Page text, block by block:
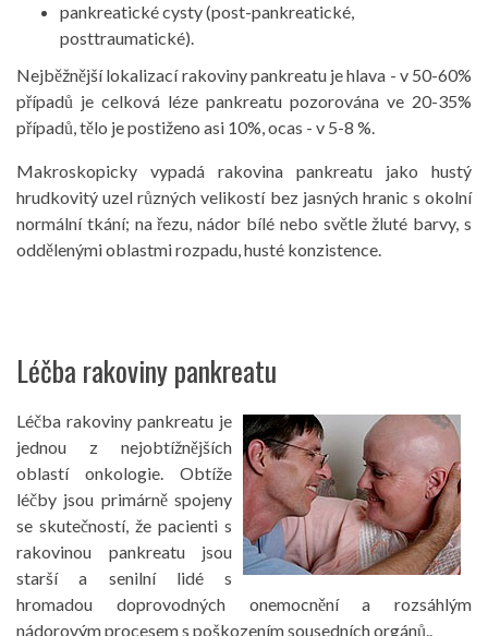
pankreatické cysty (post-pankreatické,
posttraumatické).
Nejběžnější lokalizací rakoviny pankreatu je hlava - v 50-60%
případů je celková léze pankreatu pozorována ve 20-35%
případů, tělo je postiženo asi 10%, ocas - v 5-8 %.
Makroskopicky vypadá rakovina pankreatu jako hustý
hrudkovitý uzel různých velikostí bez jasných hranic s okolní
normální tkání; na řezu, nádor bílé nebo světle žluté barvy, s
oddělenými oblastmi rozpadu, husté konzistence.
Léčba rakoviny pankreatu
Léčba rakoviny pankreatu je
jednou z nejobtížnějších
oblastí onkologie. Obtíže
léčby jsou primárně spojeny
se skutečností, že pacienti s
rakovinou pankreatu jsou
starší a senilní lidé s
hromadou doprovodných onemocnění a rozsáhlým
nádorovým procesem s poškozením sousedních orgánů..